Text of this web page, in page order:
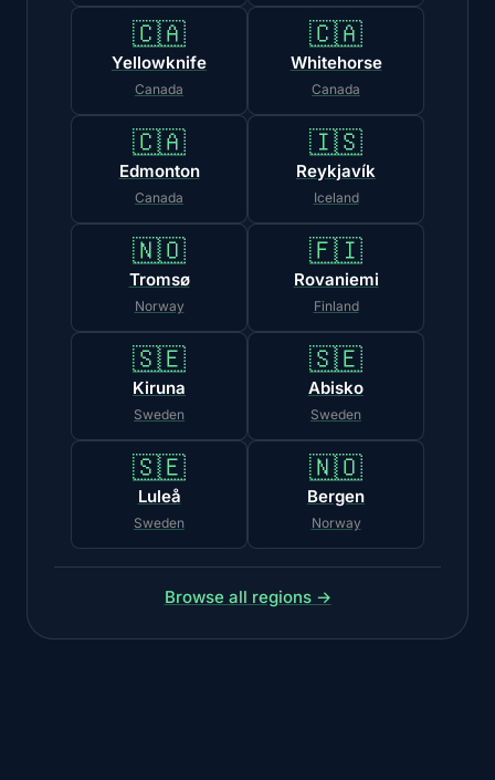
🇨🇦
Yellowknife
Canada
🇨🇦
Whitehorse
Canada
🇨🇦
Edmonton
Canada
🇮🇸
Reykjavík
Iceland
🇳🇴
Tromsø
Norway
🇫🇮
Rovaniemi
Finland
🇸🇪
Kiruna
Sweden
🇸🇪
Abisko
Sweden
🇸🇪
Luleå
Sweden
🇳🇴
Bergen
Norway
Browse all regions →